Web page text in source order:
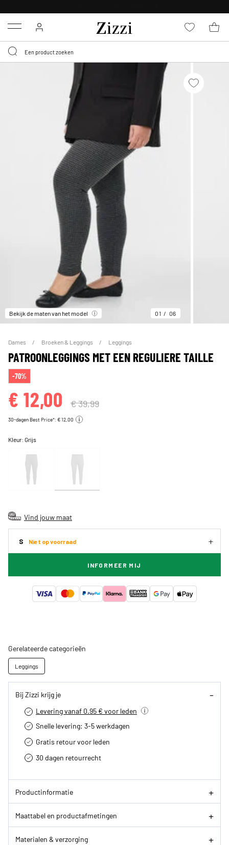
Menu
Bekijk de maten van het model 01 06
Dames Broeken & Leggings Leggings
PATROONLEGGINGS MET EEN REGULIERE TAILLE
-70%
€ 12,00 € 39,99
30-dagen Best Price*: € 12,00
Kleur:Grijs
Vind jouw maat
S Niet op voorraad
INFORMEER MIJ
Gerelateerde categorieën
Leggings
Bij Zizzi krijg je
Levering vanaf 0.95 € voor leden
Snelle levering: 3-5 werkdagen
Gratis retour voor leden
30 dagen retourrecht­
Productinformatie
Maattabel en productafmetingen
Materialen & verzorging